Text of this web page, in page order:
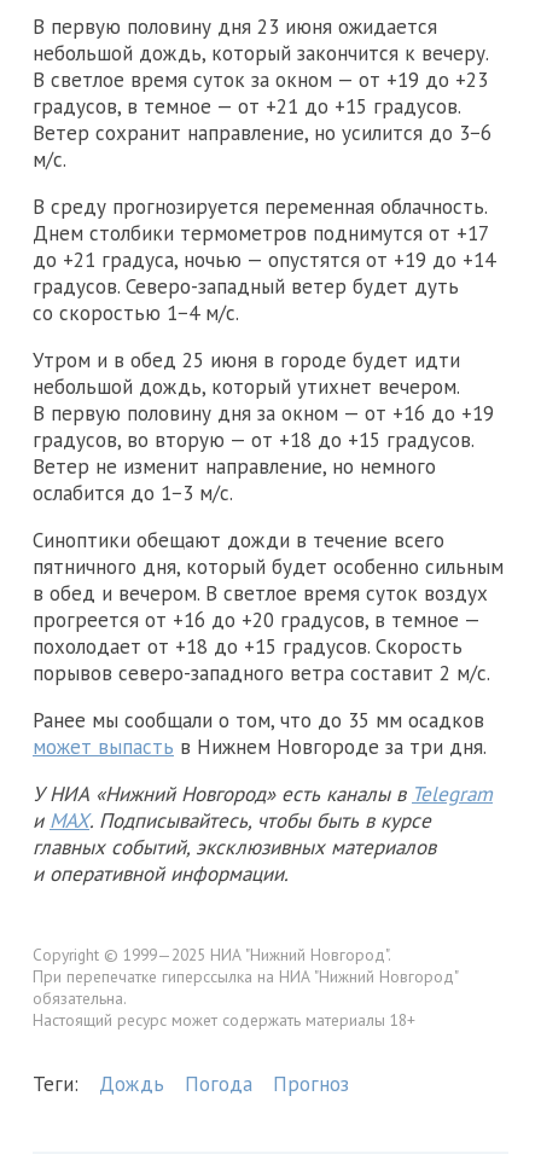
В первую половину дня 23 июня ожидается
небольшой дождь, который закончится к вечеру.
В светлое время суток за окном — от +19 до +23
градусов, в темное — от +21 до +15 градусов.
Ветер сохранит направление, но усилится до 3−6
м/с.
В среду прогнозируется переменная облачность.
Днем столбики термометров поднимутся от +17
до +21 градуса, ночью — опустятся от +19 до +14
градусов. Северо-западный ветер будет дуть
со скоростью 1−4 м/с.
Утром и в обед 25 июня в городе будет идти
небольшой дождь, который утихнет вечером.
В первую половину дня за окном — от +16 до +19
градусов, во вторую — от +18 до +15 градусов.
Ветер не изменит направление, но немного
ослабится до 1−3 м/с.
Синоптики обещают дожди в течение всего
пятничного дня, который будет особенно сильным
в обед и вечером. В светлое время суток воздух
прогреется от +16 до +20 градусов, в темное —
похолодает от +18 до +15 градусов. Скорость
порывов северо-западного ветра составит 2 м/с.
Ранее мы сообщали о том, что до 35 мм осадков
может выпасть в Нижнем Новгороде за три дня.
У НИА «Нижний Новгород» есть каналы в Telegram
и MAX. Подписывайтесь, чтобы быть в курсе
главных событий, эксклюзивных материалов
и оперативной информации.
Copyright © 1999—2025 НИА "Нижний Новгород".
При перепечатке гиперссылка на НИА "Нижний Новгород"
обязательна.
Настоящий ресурс может содержать материалы 18+
Теги: Дождь Погода Прогноз